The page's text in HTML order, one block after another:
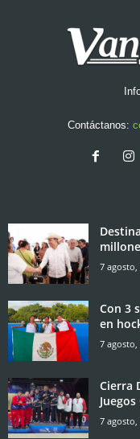
Contáctanos:
7 agosto,
Con 3
en
7 agosto,
Cierra
7 agosto,